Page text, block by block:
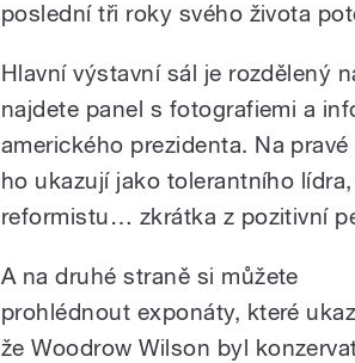
poslední tři roky svého života
Hlavní výstavní sál je rozdělený
najdete panel s fotografiemi a
amerického prezidenta. Na
ho ukazují jako tolerantního
reformistu… zkrátka z pozitivní
A na druhé straně si můžete
prohlédnout exponáty, které
že Woodrow Wilson byl